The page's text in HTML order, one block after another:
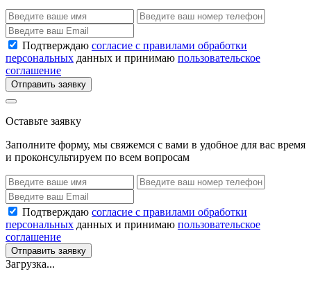
Подтверждаю согласие с правилами обработки
персональных данных и принимаю пользовательское
соглашение
Отправить заявку
Оставьте заявку
Заполните форму, мы свяжемся с вами в удобное для вас время
и проконсультируем по всем вопросам
Подтверждаю согласие с правилами обработки
персональных данных и принимаю пользовательское
соглашение
Отправить заявку
Загрузка...